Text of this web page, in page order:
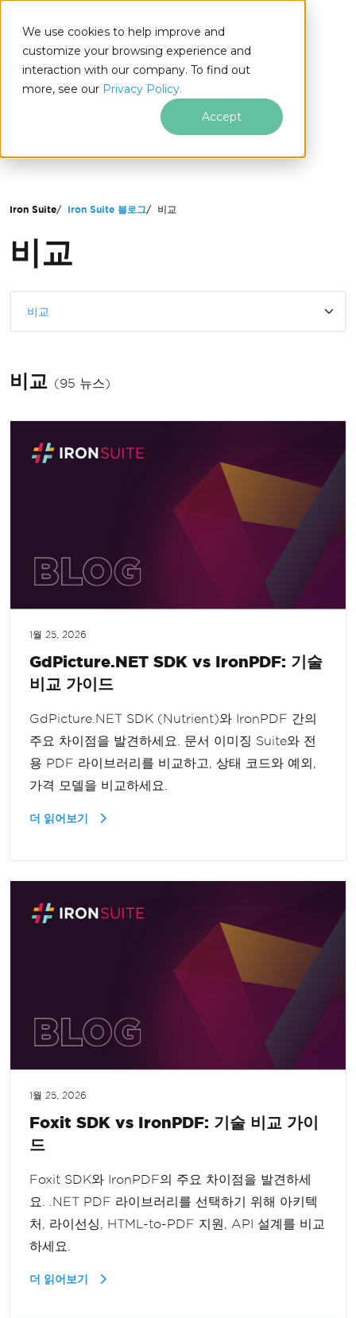
We use cookies to help improve and
customize your browsing experience and
interaction with our company. To find out
more, see our Privacy Policy.
Accept
Iron Suite Iron Suite 블로그 비교
비교
비교
비교 (95 뉴스)
1월 25, 2026
GdPicture.NET SDK vs IronPDF: 기술
비교 가이드
GdPicture.NET SDK (Nutrient)와 IronPDF 간의
주요 차이점을 발견하세요. 문서 이미징 Suite와 전
용 PDF 라이브러리를 비교하고, 상태 코드와 예외,
가격 모델을 비교하세요.
더 읽어보기
1월 25, 2026
Foxit SDK vs IronPDF: 기술 비교 가이
드
Foxit SDK와 IronPDF의 주요 차이점을 발견하세
요. .NET PDF 라이브러리를 선택하기 위해 아키텍
처, 라이선싱, HTML-to-PDF 지원, API 설계를 비교
하세요.
더 읽어보기